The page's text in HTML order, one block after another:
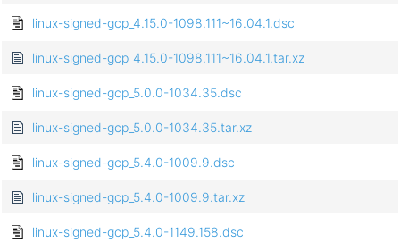
linux-signed-gcp_4.15.0-1098.111~16.04.1.dsc
linux-signed-gcp_4.15.0-1098.111~16.04.1.tar.xz
linux-signed-gcp_5.0.0-1034.35.dsc
linux-signed-gcp_5.0.0-1034.35.tar.xz
linux-signed-gcp_5.4.0-1009.9.dsc
linux-signed-gcp_5.4.0-1009.9.tar.xz
linux-signed-gcp_5.4.0-1149.158.dsc